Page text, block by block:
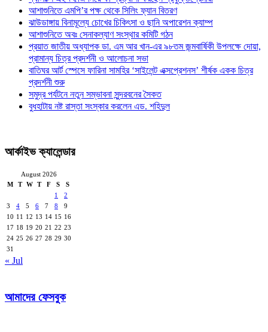
আশাশুনিতে এমপি’র পক্ষ থেকে সিলিং ফ্যান বিতরণ
ঝাউডাঙ্গায় বিনামূল্যে চোখের চিকিৎসা ও ছানি অপারেশন ক্যাম্প
আশাশুনিতে অবঃ সেনাকল্যাণ সংস্থার কমিটি গঠন
প্রয়াত জাতীয় অধ্যাপক ডা. এম আর খান-এর ৯৮তম জন্মবার্ষিকী উপলক্ষে দোয়া,
প্রামান্য চিত্র প্রদর্শনী ও আলোচনা সভা
বাতিঘর আর্ট স্পেসে ফারিনা সামহির ‘সাইলেন্ট এক্সপ্রেশনস’ শীর্ষক একক চিত্র
প্রদর্শনী শুরু
সমুদ্র পর্যটনে নতুন সম্ভাবনা সুন্দরবনের সৈকত
বুধহাটায় নষ্ট রাস্তা সংস্কার করলেন এড. শহিদুল
আর্কাইভ ক্যালেন্ডার
August 2026
M
T W T F S
S
1
2
3
4 5 6 7 8
9
10 11 12 13 14 15 16
17 18 19 20 21 22 23
24 25 26 27 28 29 30
31
« Jul
আমাদের ফেসবুক